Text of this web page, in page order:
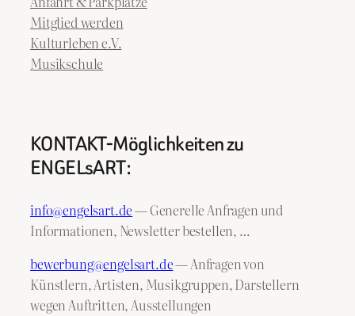
Mitglied werden
Kulturleben e.V.
Musikschule
KONTAKT-Möglichkeiten zu
ENGELsART:
info@engelsart.de— Generelle Anfragen und
Informationen, Newsletter bestellen, …
bewerbung@engelsart.de— Anfragen von
Künstlern, Artisten, Musikgruppen, Darstellern
wegen Auftritten, Ausstellungen